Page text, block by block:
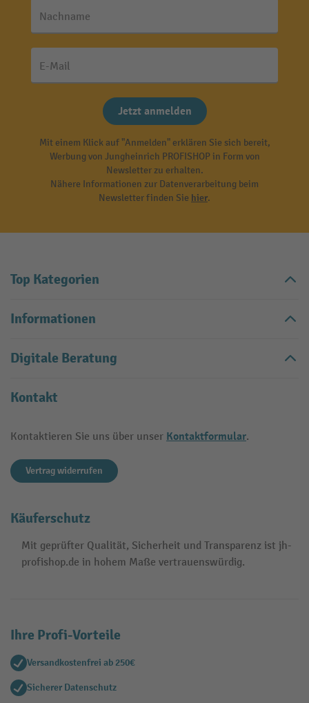
Nachname
E-Mail
Jetzt anmelden
Mit einem Klick auf "Anmelden" erklären Sie sich bereit,
Werbung von Jungheinrich PROFISHOP in Form von
Newsletter zu erhalten.
Nähere Informationen zur Datenverarbeitung beim
Newsletter finden Sie hier.
Top Kategorien
Informationen
Digitale Beratung
Kontakt
Kontaktieren Sie uns über unser Kontaktformular.
Vertrag widerrufen
Käuferschutz
Mit geprüfter Qualität, Sicherheit und Transparenz ist jh-
profishop.de in hohem Maße vertrauenswürdig.
Ihre Profi-Vorteile
Versandkostenfrei ab 250€
Sicherer Datenschutz